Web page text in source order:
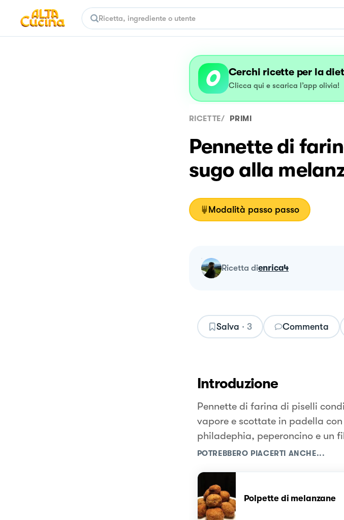
Cerchi ricette per la
Clicca qui e scarica l’app olivia!
RICETTE/ PRIMI
Pennette di
sugo alla
Modalità passo passo
ricetta dienrica4
Salva · 3 Commenta
Introduzione
Pennette di farina di piselli
vapore e scottate in padella
philadephia, peperoncino e un
POTREBBERO PIACERTI ANCHE...
Polpette di melanzane